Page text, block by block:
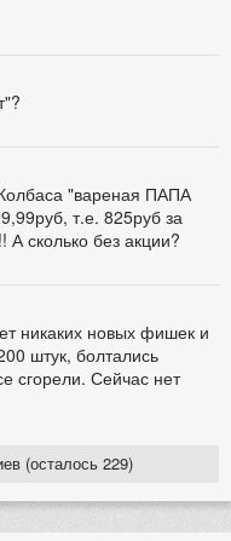
"вареная ПАПА
т.е. 825руб за
сколько без акции?
никаких новых фишек и
штук, болтались
сгорели. Сейчас нет
(осталось 229)